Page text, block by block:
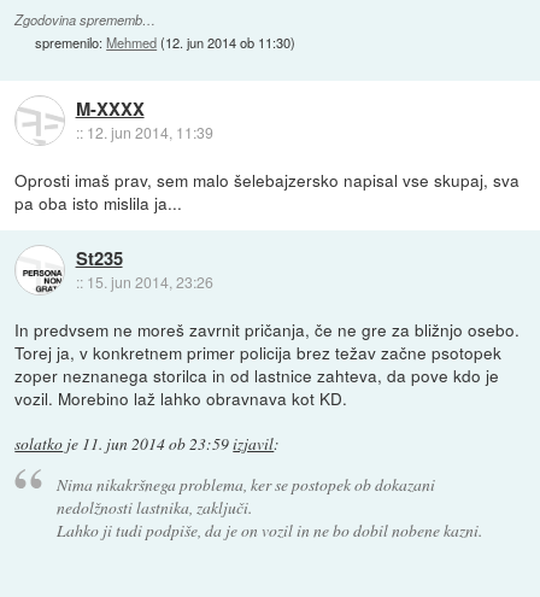
Zgodovina sprememb…
spremenilo:Mehmed(12. jun 2014 ob 11:30)
M-XXXX
:: 12. jun 2014, 11:39
Oprosti imaš prav, sem malo šelebajzersko napisal vse skupaj, sva
pa oba isto mislila ja...
St235
:: 15. jun 2014, 23:26
In predvsem ne moreš zavrnit pričanja, če ne gre za bližnjo osebo.
Torej ja, v konkretnem primer policija brez težav začne psotopek
zoper neznanega storilca in od lastnice zahteva, da pove kdo je
vozil. Morebino laž lahko obravnava kot KD.
solatko je 11. jun 2014 ob 23:59izjavil:
Nima nikakršnega problema, ker se postopek ob dokazani
nedolžnosti lastnika, zaključi.
Lahko ji tudi podpiše, da je on vozil in ne bo dobil nobene kazni.